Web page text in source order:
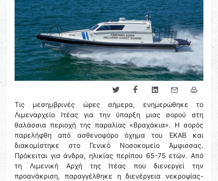
Τις μεσημβρινές ώρες σήμερα, ενημερώθηκε το
Λιμεναρχείο Ιτέας για την ύπαρξη μιας σορού στη
θαλάσσια περιοχή της παραλίας «Βραχάκια». Η σορός
παρελήφθη από ασθενοφόρο όχημα του ΕΚΑΒ και
διακομίστηκε στο Γενικό Νοσοκομείο Άμφισσας.
Πρόκειται για άνδρα, ηλικίας περίπου 65-75 ετών. Από
τη Λιμενική Αρχή της Ιτέας που διενεργεί την
προανάκριση, παραγγέλθηκε η διενέργεια νεκροψίας-